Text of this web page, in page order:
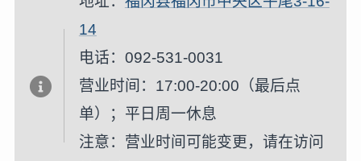
14
电话：092-531-0031
营业时间：17:00-20:00（最后点
单）；平日周一休息
注意：营业时间可能变更，请在访问